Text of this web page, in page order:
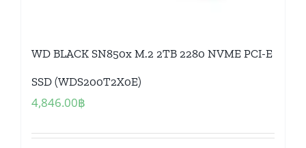
WD BLACK SN850x M.2 2TB 2280 NVME PCI-E
SSD (WDS200T2X0E)
4,846.00฿